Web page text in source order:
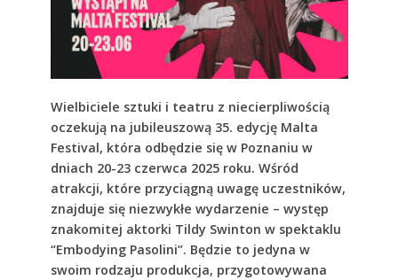
Wielbiciele sztuki i teatru z niecierpliwością
oczekują na jubileuszową 35. edycję Malta
Festival, która odbędzie się w Poznaniu w
dniach 20-23 czerwca 2025 roku. Wśród
atrakcji, które przyciągną uwagę uczestników,
znajduje się niezwykłe wydarzenie – występ
znakomitej aktorki Tildy Swinton w spektaklu
“Embodying Pasolini”. Będzie to jedyna w
swoim rodzaju produkcja, przygotowywana